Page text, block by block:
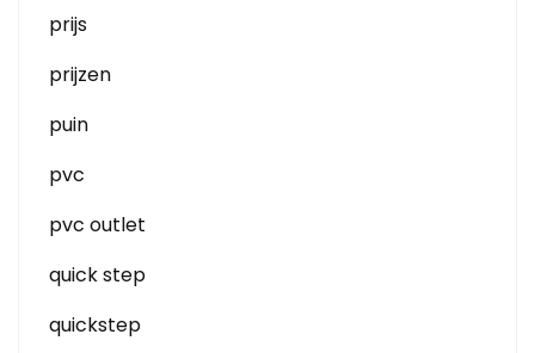
prijs
prijzen
puin
pvc
pvc outlet
quick step
quickstep